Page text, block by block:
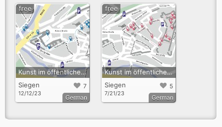
Kunst im öffentlichen Raum in Siegen - Die "blaue" Tour
7
Siegen
12/12/23
free
German
Kunst im öffentlichen Raum in Siegen - Die "rosa" Tour
5
Siegen
7/21/23
free
German